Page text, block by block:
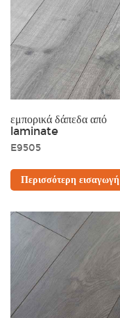
εμπορικά δάπεδα από
laminate
E9505
Περισσότερη εισαγωγή